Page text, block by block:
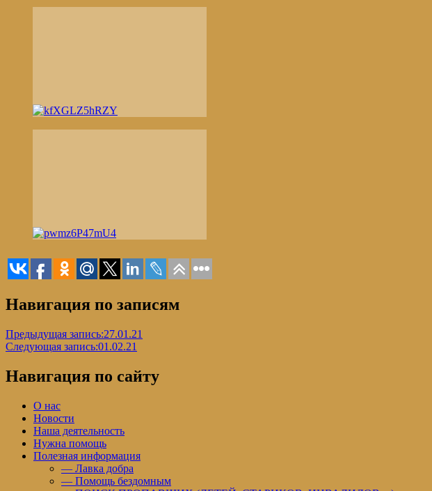
Навигация по записям
Предыдущая запись:27.01.21
Следующая запись:01.02.21
Навигация по сайту
О нас
Новости
Наша деятельность
Нужна помощь
Полезная информация
— Лавка добра
— Помощь бездомным